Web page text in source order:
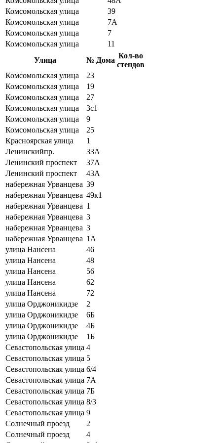
Комсомольская улица
39
Комсомольская улица
7А
Комсомольская улица
7
Комсомольская улица
11
Улица
№ Дома
Кол-во
стендов
Комсомольская улица
23
Комсомольская улица
19
Комсомольская улица
27
Комсомольская улица
3с1
Комсомольская улица
9
Комсомольская улица
25
Красноярская улица
1
Ленинскийпр.
ЗЗА
Ленинский проспект
37А
Ленинский проспект
43А
набережная Урванцева 39
набережная Урванцева 49к1
набережная Урванцева 1
набережная Урванцева 3
набережная Урванцева 3
набережная Урванцева 1А
улица Нансена
46
улица Нансена
48
улица Нансена
56
улица Нансена
62
улица Нансена
72
улица Орджоникидзе
2
улица Орджоникидзе
6Б
улица Орджоникидзе
4Б
улица Орджоникидзе
1Б
Севастопольская улица 4
Севастопольская улица 5
Севастопольская улица 6/4
Севастопольская улица 7А
Севастопольская улица 7Б
Севастопольская улица 8/3
Севастопольская улица 9
Солнечный проезд
2
Солнечный проезд
4